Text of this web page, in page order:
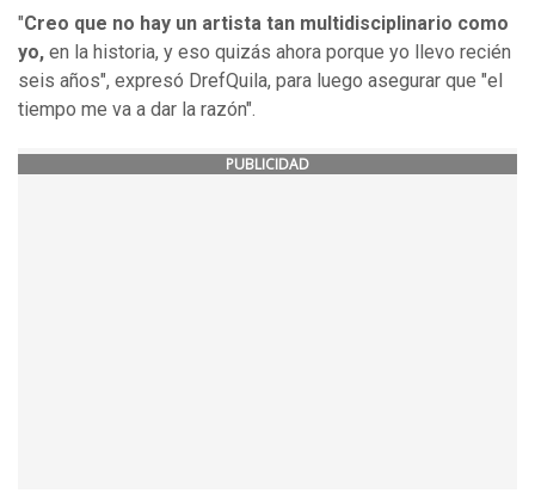
"Creo que no hay un artista tan multidisciplinario como
yo, en la historia, y eso quizás ahora porque yo llevo recién
seis años", expresó DrefQuila, para luego asegurar que "el
tiempo me va a dar la razón".
PUBLICIDAD